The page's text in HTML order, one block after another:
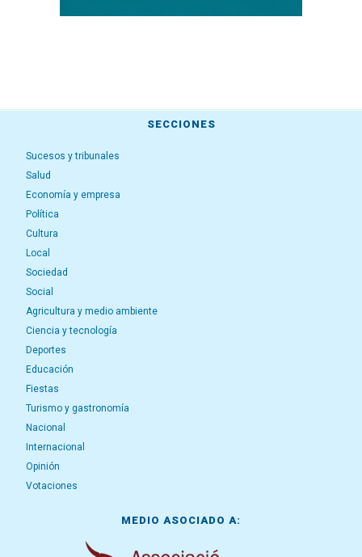
SECCIONES
Sucesos y tribunales
Salud
Economía y empresa
Política
Cultura
Local
Sociedad
Social
Agricultura y medio ambiente
Ciencia y tecnología
Deportes
Educación
Fiestas
Turismo y gastronomía
Nacional
Internacional
Opinión
Votaciones
MEDIO ASOCIADO A: